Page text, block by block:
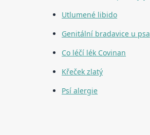
Utlumené libido
Genitální bradavice u psa
Co léčí lék Covinan
Křeček zlatý
Psí alergie